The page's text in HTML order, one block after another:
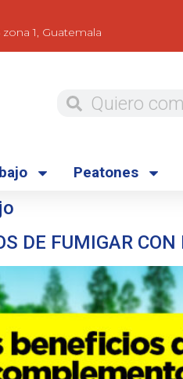
1, Guatemala
Peatones
DE FUMIGAR